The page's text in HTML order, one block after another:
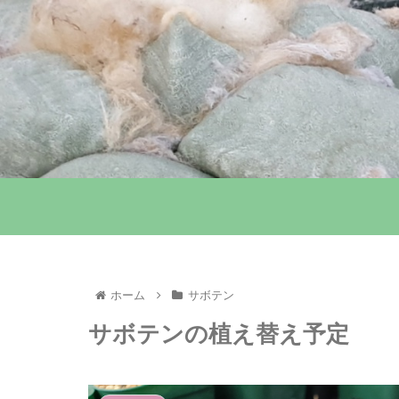
ホーム サボテン
サボテンの植え替え予定